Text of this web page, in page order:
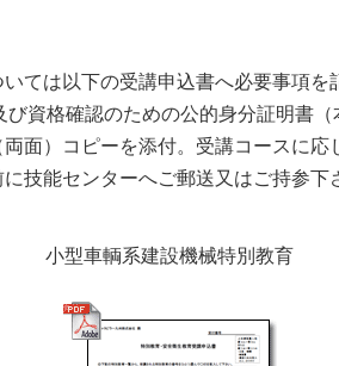
ては以下の受講申込書へ必要事項を
資格確認のための公的身分証明書（
面）コピーを添付。受講コースに応
技能センターへご郵送又はご持参下
小型車輌系建設機械特別教育